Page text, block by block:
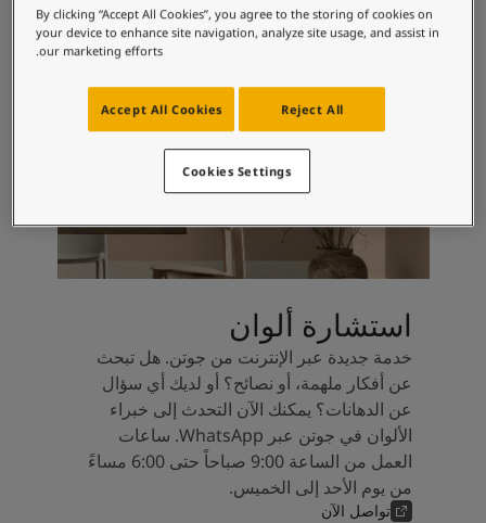
خدماتنا
البحث عن موزع جوتن
مستندات المنتجات
استشارة ألوان
خدمة جديدة عبر الإنترنت من جوتن. هل تبحث
عن أفكار ملهمة، أو نصائح؟ أو لديك أي سؤال
عن الدهانات؟ يمكنك الآن التحدث إلى خبراء
الألوان في جوتن عبر WhatsApp. ساعات
العمل من الساعة 9:00 صباحاً حتى 6:00 مساءً
من يوم الأحد إلى الخميس.
تواصل الآن
By clicking “Accept All Cookies”, you agree to the storing of cookies on
your device to enhance site navigation, analyze site usage, and assist in
our marketing efforts.
Reject All
Accept All Cookies
Cookies Settings